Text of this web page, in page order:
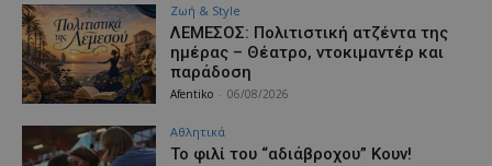
Ζωή & Style
ΛΕΜΕΣΟΣ: Πολιτιστική ατζέντα της
ημέρας – Θέατρο, ντοκιμαντέρ και
παράδοση
Afentiko 06/08/2026
Αθλητικά
Το φιλί του “αδιάβροχου” Κουν!